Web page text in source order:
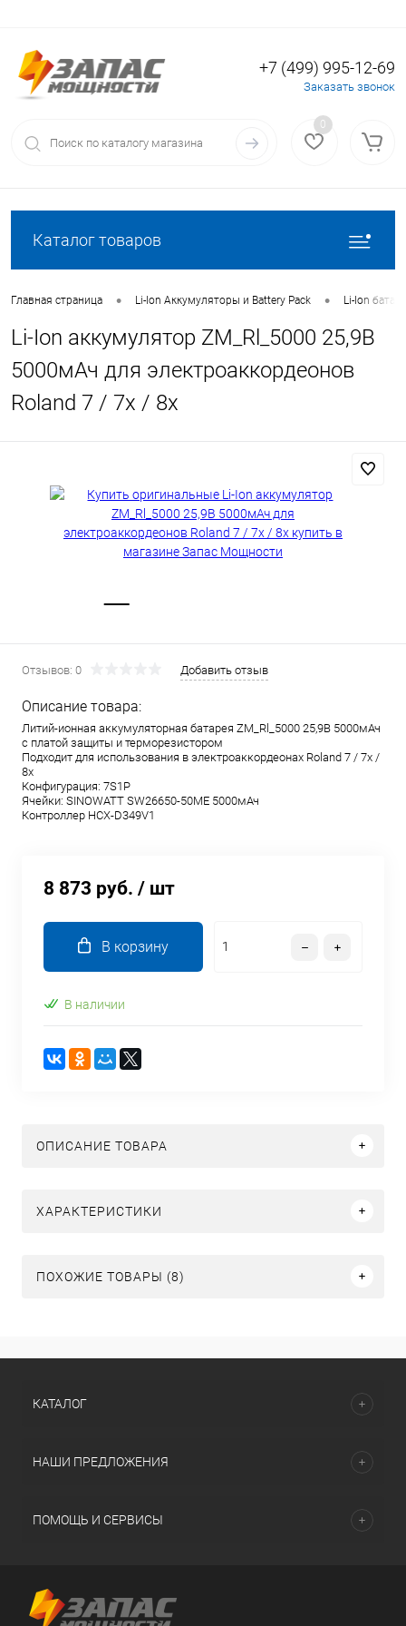
Вход Регистрация
+7 (499) 995-12-69
Заказать звонок
0
Каталог товаров
Главная страница • Li-Ion Аккумуляторы и Battery Pack • Li-Ion
Li-Ion аккумулятор ZM_Rl_5000 25,9В
5000мАч для электроаккордеонов
Roland 7 / 7x / 8x
Отзывов: 0 Добавить отзыв
Описание товара:
Литий-ионная аккумуляторная батарея ZM_Rl_5000 25,9В 5000мАч
с платой защиты и терморезистором
Подходит для использования в электроаккордеонах Roland 7 / 7x /
8x
Конфигурация: 7S1P
Ячейки: SINOWATT SW26650-50ME 5000мАч
Контроллер HCX-D349V1
8 873 руб. / шт
В корзину
В наличии
ОПИСАНИЕ ТОВАРА
ХАРАКТЕРИСТИКИ
ПОХОЖИЕ ТОВАРЫ (8)
КАТАЛОГ
НАШИ ПРЕДЛОЖЕНИЯ
ПОМОЩЬ И СЕРВИСЫ